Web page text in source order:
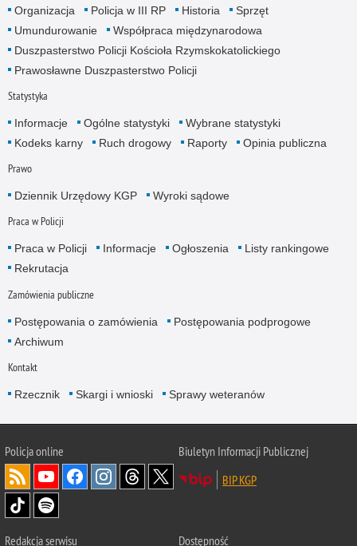
Organizacja
Policja w III RP Historia
Sprzęt
Umundurowanie
Współpraca międzynarodowa
Duszpasterstwo Policji Kościoła Rzymskokatolickiego
Prawosławne Duszpasterstwo Policji
Statystyka
Informacje Ogólne statystyki
Wybrane statystyki
Kodeks karny
Ruch drogowy Raporty Opinia publiczna
Prawo
Dziennik Urzędowy KGP Wyroki sądowe
Praca w Policji
Praca w Policji Informacje Ogłoszenia
Listy rankingowe
Rekrutacja
Zamówienia publiczne
Postępowania o zamówienia
Postępowania podprogowe
Archiwum
Kontakt
Rzecznik Skargi i wnioski Sprawy weteranów
Policjaonline
Biuletyn Informacji Publicznej
BIP KGP
Redakcja serwisu Dostępność